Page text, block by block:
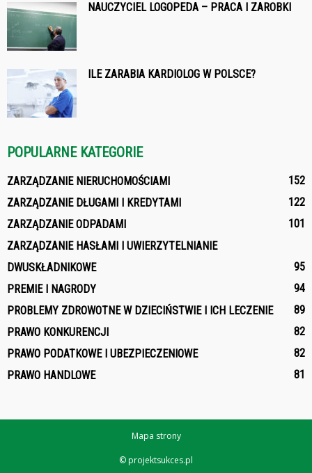
NAUCZYCIEL LOGOPEDA – PRACA I ZAROBKI
ILE ZARABIA KARDIOLOG W POLSCE?
POPULARNE KATEGORIE
ZARZĄDZANIE NIERUCHOMOŚCIAMI
152
ZARZĄDZANIE DŁUGAMI I KREDYTAMI
122
ZARZĄDZANIE ODPADAMI
101
ZARZĄDZANIE HASŁAMI I UWIERZYTELNIANIE
DWUSKŁADNIKOWE
95
PREMIE I NAGRODY
94
PROBLEMY ZDROWOTNE W DZIECIŃSTWIE I ICH LECZENIE
89
PRAWO KONKURENCJI
82
PRAWO PODATKOWE I UBEZPIECZENIOWE
82
PRAWO HANDLOWE
81
Mapa strony
© projektsukces.pl